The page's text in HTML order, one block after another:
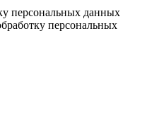
персональных данных
персональных